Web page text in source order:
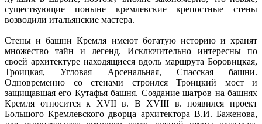
существующие поныне кремлевские крепостные стены
возводили итальянские мастера.
Стены и башни Кремля имеют богатую историю и хранят
множество тайн и легенд. Исключительно интересны по
своей архитектуре находящиеся вдоль маршрута Боровицкая,
Троицкая, Угловая Арсенальная, Спасская башни.
Одновременно со стенами строился Троицкий мост и
защищавшая его Кутафья башня. Создание шатров на башнях
Кремля относится к XVII в. В XVIII в. появился проект
Большого Кремлевского дворца архитектора В.И. Баженова,